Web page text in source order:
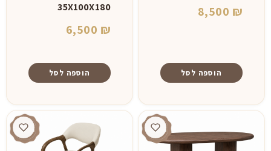
8,500 ₪
הוספה לסל
35X100X180
6,500 ₪
הוספה לסל